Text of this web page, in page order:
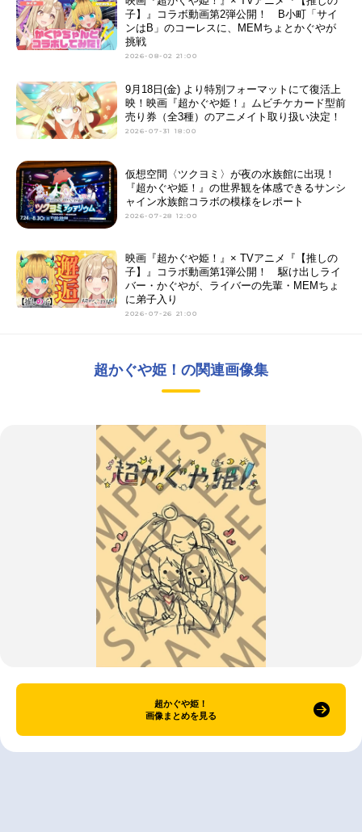
子】』コラボ動画第2弾公開！ B小町「サイ
ンはB」のコーレスに、MEMちょとかぐやが
挑戦
2026-08-02 21:00
9月18日(金) より特別フォーマットにて復活上
映！映画『超かぐや姫！』ムビチケカード型前
売り券（全3種）のアニメイト取り扱い決定！
2026-07-31 18:00
仮想空間〈ツクヨミ〉が夜の水族館に出現！
『超かぐや姫！』の世界観を体感できるサンシ
ャイン水族館コラボの模様をレポート
2026-07-28 12:00
映画『超かぐや姫！』× TVアニメ『【推しの
子】』コラボ動画第1弾公開！ 駆け出しライ
バー・かぐやが、ライバーの先輩・MEMちょ
に弟子入り
2026-07-26 21:00
超かぐや姫！の関連画像集
超かぐや姫！
画像まとめを見る